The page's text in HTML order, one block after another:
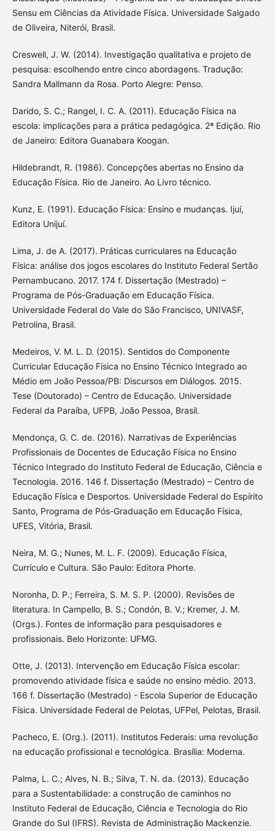
Sensu em Ciências da Atividade Física. Universidade Salgado
de Oliveira, Niterói, Brasil.
Creswell, J. W. (2014). Investigação qualitativa e projeto de
pesquisa: escolhendo entre cinco abordagens. Tradução:
Sandra Mallmann da Rosa. Porto Alegre: Penso.
Darido, S. C.; Rangel, I. C. A. (2011). Educação Física na
escola: implicações para a prática pedagógica. 2ª Edição. Rio
de Janeiro: Editora Guanabara Koogan.
Hildebrandt, R. (1986). Concepções abertas no Ensino da
Educação Física. Rio de Janeiro. Ao Livro técnico.
Kunz, E. (1991). Educação Física: Ensino e mudanças. Ijuí,
Editora Unijuí.
Lima, J. de A. (2017). Práticas curriculares na Educação
Física: análise dos jogos escolares do Instituto Federal Sertão
Pernambucano. 2017. 174 f. Dissertação (Mestrado) –
Programa de Pós-Graduação em Educação Física.
Universidade Federal do Vale do São Francisco, UNIVASF,
Petrolina, Brasil.
Medeiros, V. M. L. D. (2015). Sentidos do Componente
Curricular Educação Física no Ensino Técnico Integrado ao
Médio em João Pessoa/PB: Discursos em Diálogos. 2015.
Tese (Doutorado) – Centro de Educação. Universidade
Federal da Paraíba, UFPB, João Pessoa, Brasil.
Mendonça, G. C. de. (2016). Narrativas de Experiências
Profissionais de Docentes de Educação Física no Ensino
Técnico Integrado do Instituto Federal de Educação, Ciência e
Tecnologia. 2016. 146 f. Dissertação (Mestrado) – Centro de
Educação Física e Desportos. Universidade Federal do Espírito
Santo, Programa de Pós-Graduação em Educação Física,
UFES, Vitória, Brasil.
Neira, M. G.; Nunes, M. L. F. (2009). Educação Física,
Currículo e Cultura. São Paulo: Editora Phorte.
Noronha, D. P.; Ferreira, S. M. S. P. (2000). Revisões de
literatura. In Campello, B. S.; Condón, B. V.; Kremer, J. M.
(Orgs.). Fontes de informação para pesquisadores e
profissionais. Belo Horizonte: UFMG.
Otte, J. (2013). Intervenção em Educação Física escolar:
promovendo atividade física e saúde no ensino médio. 2013.
166 f. Dissertação (Mestrado) - Escola Superior de Educação
Física. Universidade Federal de Pelotas, UFPel, Pelotas, Brasil.
Pacheco, E. (Org.). (2011). Institutos Federais: uma revolução
na educação profissional e tecnológica. Brasília: Moderna.
Palma, L. C.; Alves, N. B.; Silva, T. N. da. (2013). Educação
para a Sustentabilidade: a construção de caminhos no
Instituto Federal de Educação, Ciência e Tecnologia do Rio
Grande do Sul (IFRS). Revista de Administração Mackenzie.